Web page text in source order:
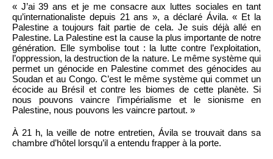
« J’ai 39 ans et je me consacre aux luttes sociales en tant
qu’internationaliste depuis 21 ans », a déclaré Ávila. « Et la
Palestine a toujours fait partie de cela. Je suis déjà allé en
Palestine. La Palestine est la cause la plus importante de notre
génération. Elle symbolise tout : la lutte contre l’exploitation,
l’oppression, la destruction de la nature. Le même système qui
permet un génocide en Palestine commet des génocides au
Soudan et au Congo. C’est le même système qui commet un
écocide au Brésil et contre les biomes de cette planète. Si
nous pouvons vaincre l’impérialisme et le sionisme en
Palestine, nous pouvons les vaincre partout. »
À 21 h, la veille de notre entretien, Ávila se trouvait dans sa
chambre d’hôtel lorsqu’il a entendu frapper à la porte.